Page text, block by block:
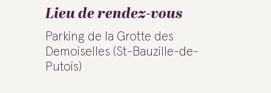
Lieu de rendez-vous
Parking de la Grotte des
Demoiselles (St-Bauzille-de-
Putois)